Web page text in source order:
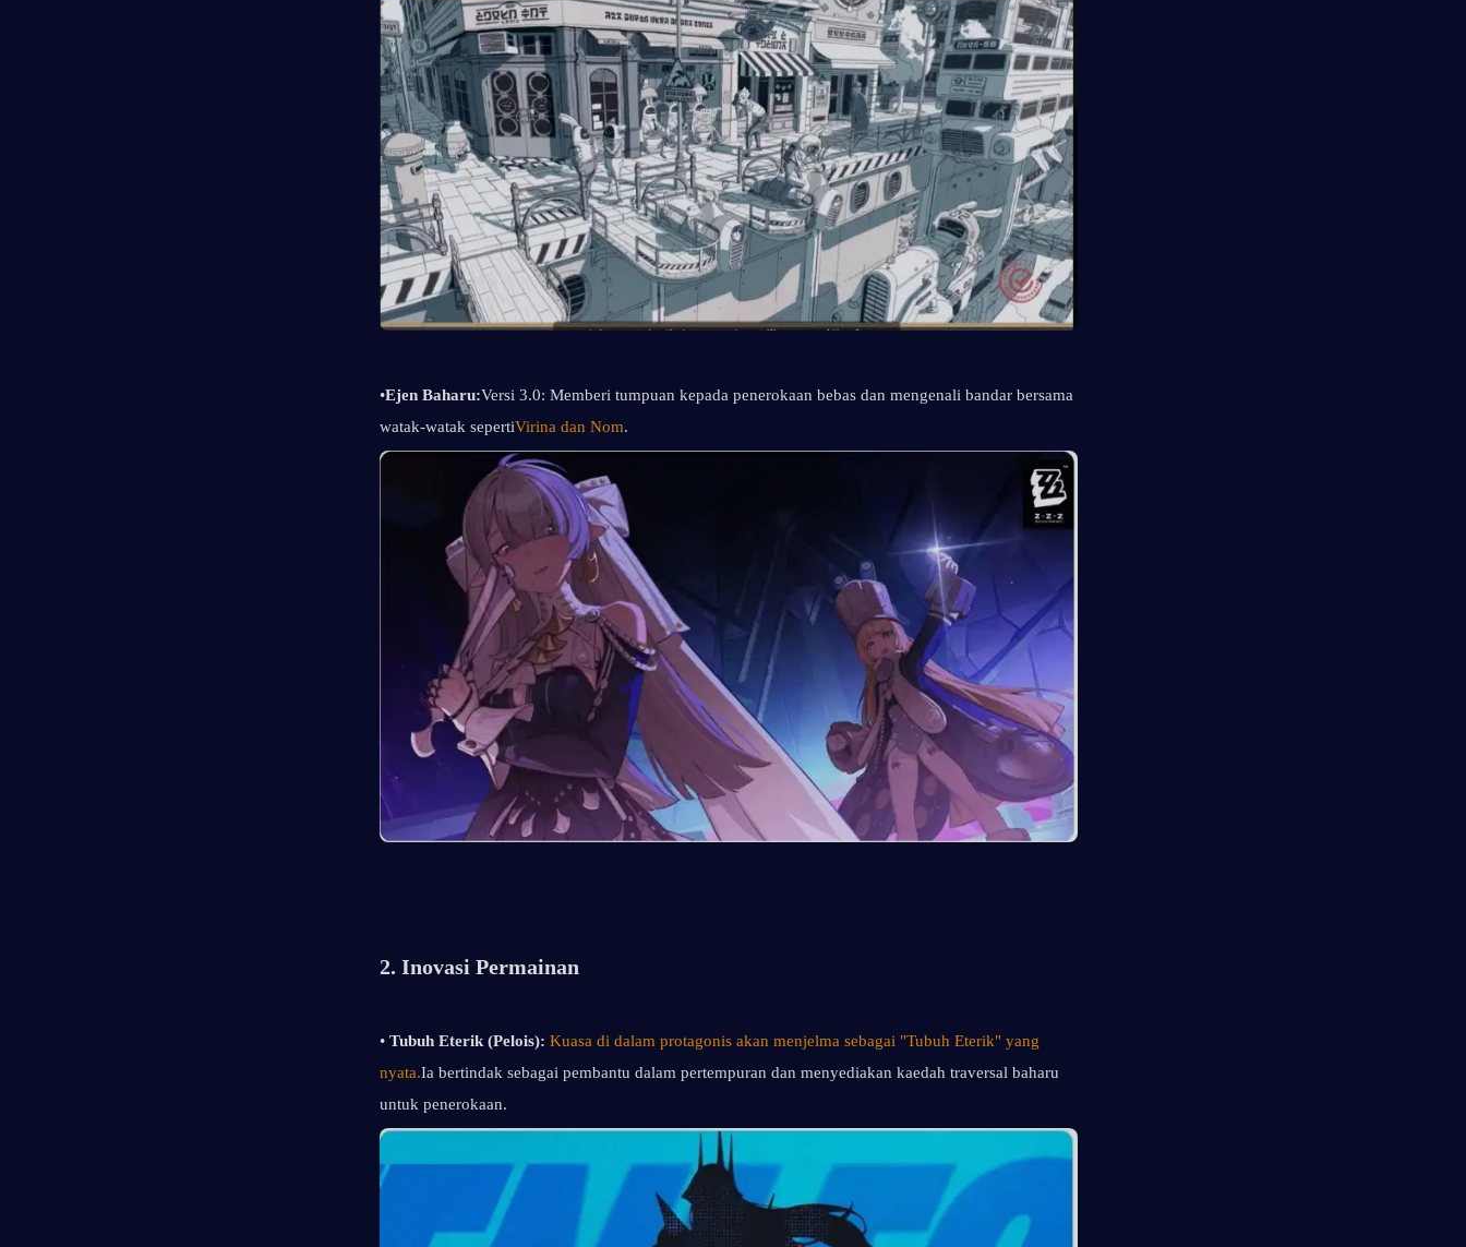
•Ejen Baharu:Versi 3.0: Memberi tumpuan kepada penerokaan bebas dan mengenali bandar bersama
watak-watak sepertiVirina dan Nom.
2. Inovasi Permainan
• Tubuh Eterik (Pelois): Kuasa di dalam protagonis akan menjelma sebagai "Tubuh Eterik" yang
nyata.Ia bertindak sebagai pembantu dalam pertempuran dan menyediakan kaedah traversal baharu
untuk penerokaan.